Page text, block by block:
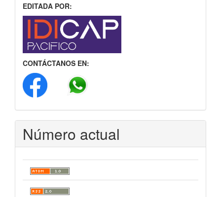
EDITADA POR:
CONTÁCTANOS EN:
Número actual